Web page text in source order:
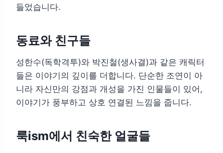
들었습니다.
동료와 친구들
성한수(독학격투)와 박진철(생사결)과 같은 캐릭터
들은 이야기의 깊이를 더합니다. 단순한 조연이 아
니라 자신만의 강점과 개성을 가진 인물들이 있어,
이야기가 풍부하고 상호 연결된 느낌을 줍니다.
룩ism에서 친숙한 얼굴들